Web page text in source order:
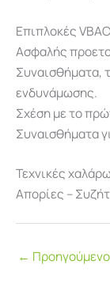
Επιπλοκές VBAC
Ασφαλής
Συναισθήματα,
ενδυνάμωσης.
Σχέση με το
Συναισθήματα
Τεχνικές
Απορίες –
←